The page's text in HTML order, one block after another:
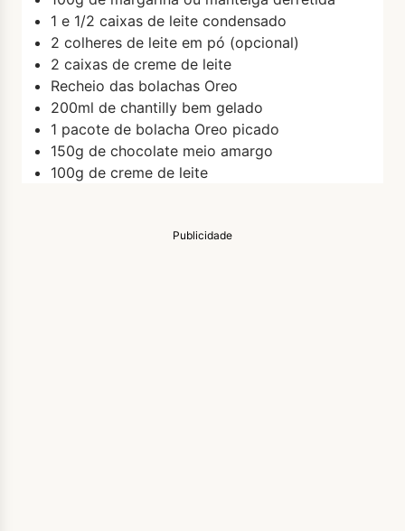
1 e 1/2 caixas de leite condensado
2 colheres de leite em pó (opcional)
2 caixas de creme de leite
Recheio das bolachas Oreo
200ml de chantilly bem gelado
1 pacote de bolacha Oreo picado
150g de chocolate meio amargo
100g de creme de leite
Publicidade